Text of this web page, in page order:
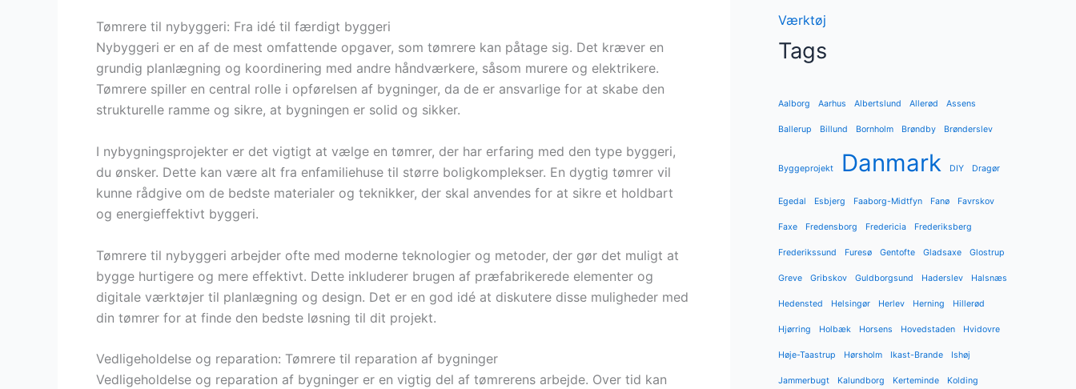
Tømrere til nybyggeri: Fra idé til færdigt byggeri
Nybyggeri er en af de mest omfattende opgaver, som tømrere kan påtage sig. Det kræver en
grundig planlægning og koordinering med andre håndværkere, såsom murere og elektrikere.
Tømrere spiller en central rolle i opførelsen af bygninger, da de er ansvarlige for at skabe den
strukturelle ramme og sikre, at bygningen er solid og sikker.
I nybygningsprojekter er det vigtigt at vælge en tømrer, der har erfaring med den type byggeri,
du ønsker. Dette kan være alt fra enfamiliehuse til større boligkomplekser. En dygtig tømrer vil
kunne rådgive om de bedste materialer og teknikker, der skal anvendes for at sikre et holdbart
og energieffektivt byggeri.
Tømrere til nybyggeri arbejder ofte med moderne teknologier og metoder, der gør det muligt at
bygge hurtigere og mere effektivt. Dette inkluderer brugen af præfabrikerede elementer og
digitale værktøjer til planlægning og design. Det er en god idé at diskutere disse muligheder med
din tømrer for at finde den bedste løsning til dit projekt.
Vedligeholdelse og reparation: Tømrere til reparation af bygninger
Vedligeholdelse og reparation af bygninger er en vigtig del af tømrerens arbejde. Over tid kan
Værktøj
Tags
Aalborg Aarhus Albertslund Allerød Assens
Ballerup Billund Bornholm Brøndby Brønderslev
Byggeprojekt Danmark DIY Dragør
Egedal Esbjerg Faaborg-Midtfyn Fanø Favrskov
Faxe Fredensborg Fredericia Frederiksberg
Frederikssund Furesø Gentofte Gladsaxe Glostrup
Greve Gribskov Guldborgsund Haderslev Halsnæs
Hedensted Helsingør Herlev Herning Hillerød
Hjørring Holbæk Horsens Hovedstaden Hvidovre
Høje-Taastrup Hørsholm Ikast-Brande Ishøj
Jammerbugt Kalundborg Kerteminde Kolding